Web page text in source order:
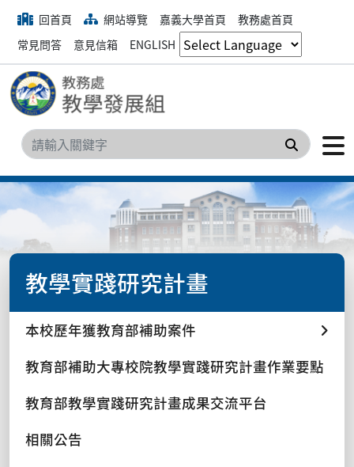
回首頁 網站導覽 嘉義大學首頁
教務處首頁
常見問答
意見信箱 ENGLISH
搜尋
教學實踐研究計畫
本校歷年獲教育部補助案件
教育部補助大專校院教學實踐研究計畫作業要點
教育部教學實踐研究計畫成果交流平台
相關公告